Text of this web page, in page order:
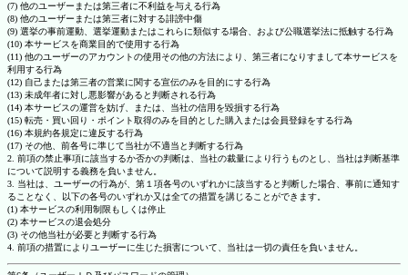
(7) 他のユーザーまたは第三者に不利益を与える行為
(8) 他のユーザーまたは第三者に対する誹謗中傷
(9) 選挙の事前運動、選挙運動またはこれらに類似する場合、および公職選挙法に抵触する行為
(10) 本サービスを商業目的で使用する行為
(11) 他のユーザーのアカウントの使用その他の方法により、第三者になりすまして本サービスを
利用する行為
(12) 自己または第三者の営業に関する宣伝のみを目的にする行為
(13) 未成年者に対し悪影響があると判断される行為
(14) 本サービスの運営を妨げ、または、当社の信用を毀損する行為
(15) 転売・買い回り・ポイント取得のみを目的とした購入または会員登録をする行為
(16) 本規約各規定に違反する行為
(17) その他、前各号に準じて当社が不適当と判断する行為
2. 前項の禁止事項に該当するか否かの判断は、当社の裁量により行うものとし、当社は判断基準
について説明する義務を負いません。
3. 当社は、ユーザーの行為が、第１項各号のいずれかに該当すると判断した場合、事前に通知す
ることなく、以下の各号のいずれか又は全ての措置を講じることができます。
(1) 本サービスの利用制限もしくは停止
(2) 本サービスの退会処分
(3) その他当社が必要と判断する行為
4. 前項の措置によりユーザーに生じた損害について、当社は一切の責任を負いません。